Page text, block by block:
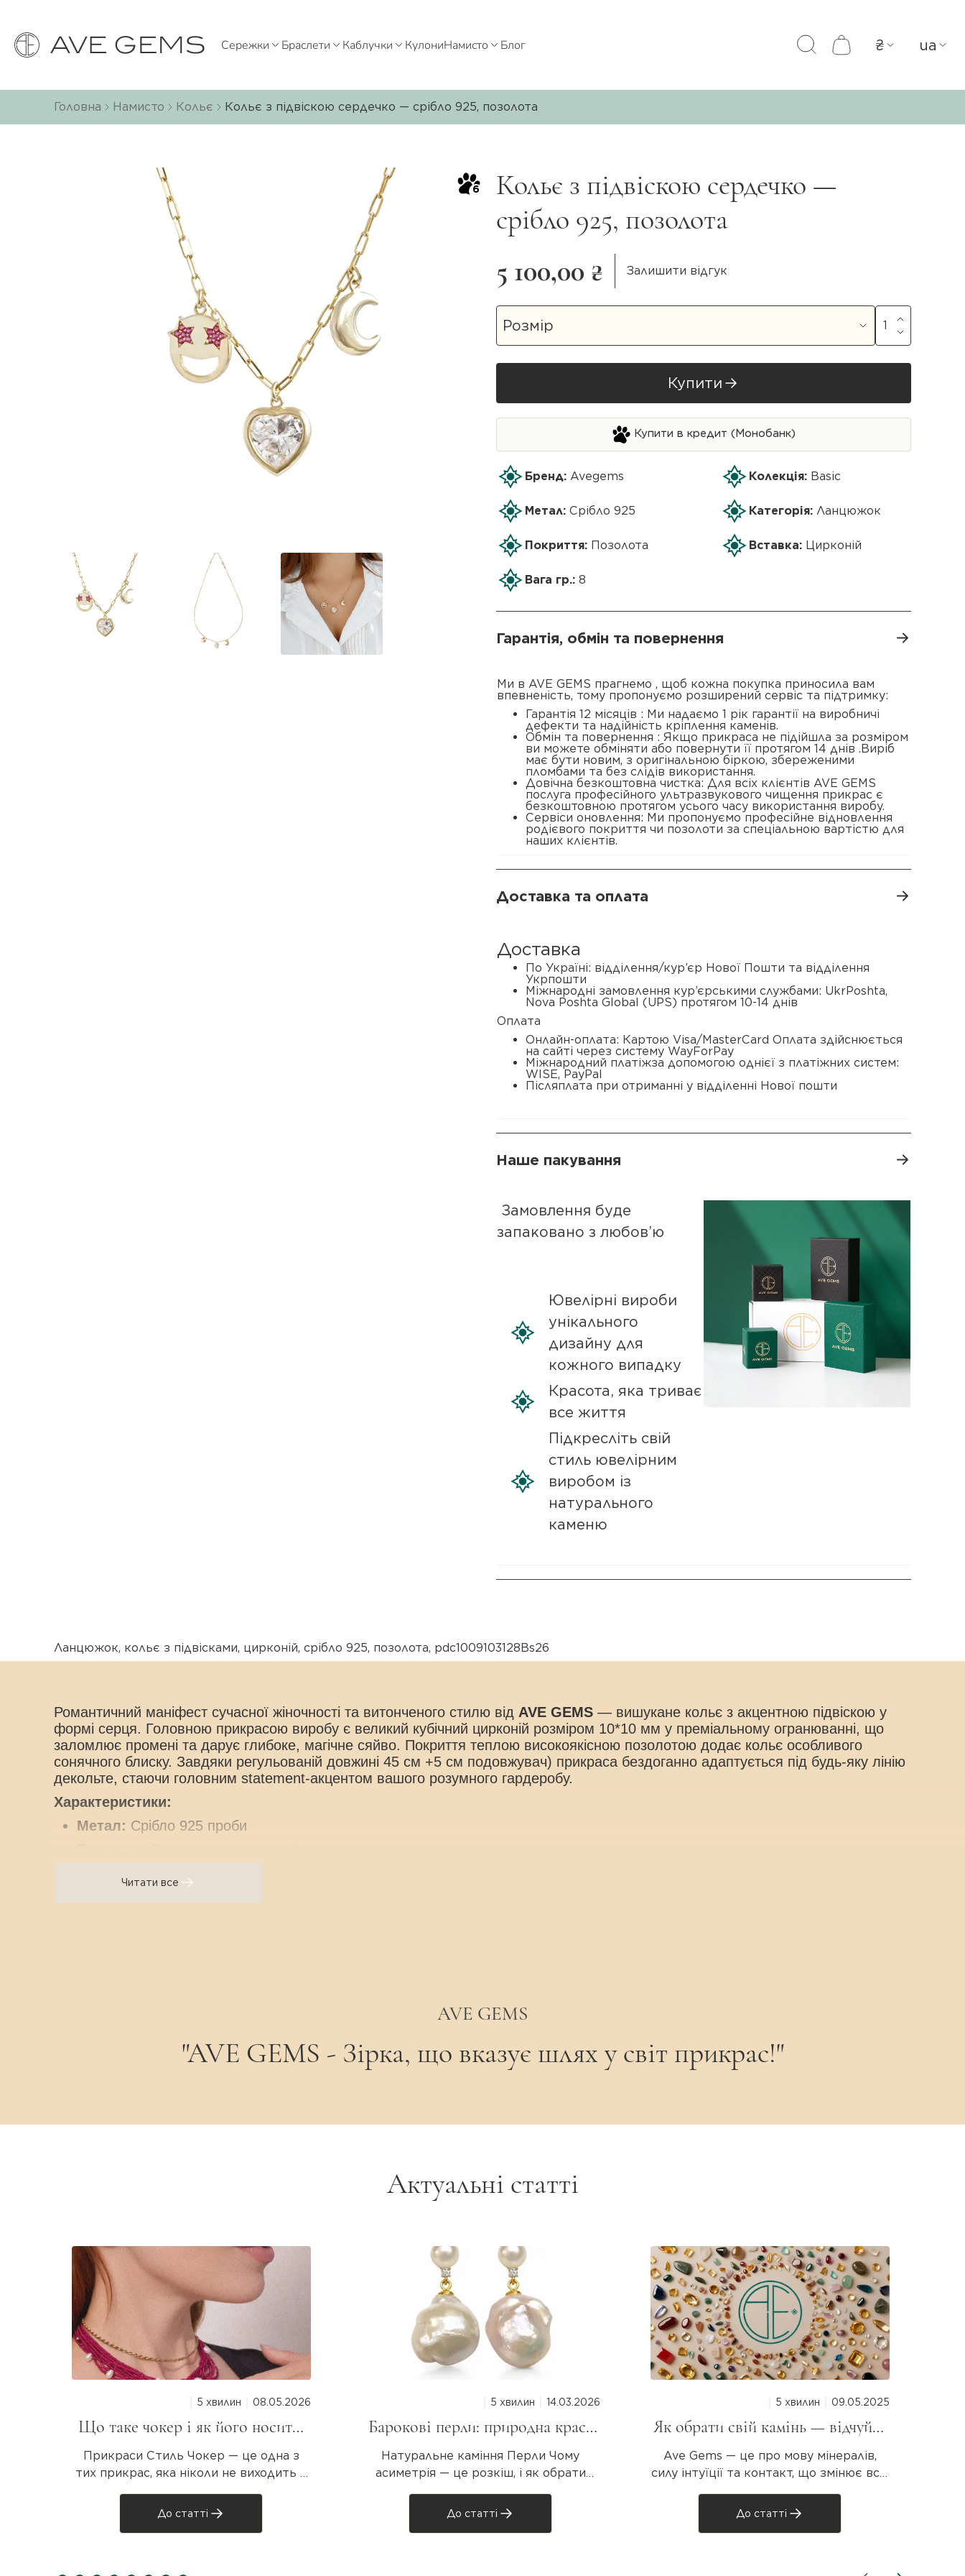
Сережки Браслети Каблучки КулониНамисто Блог ₴ ua
Головна Намисто Кольє Кольє з підвіскою сердечко — срібло 925, позолота
6
Кольє з підвіскою сердечко —
срібло 925, позолота
5 100,00 ₴
Залишити відгук
Купити
Купити в кредит (Монобанк)
Бренд: Avegems Колекція: Basic
Метал: Срібло 925 Категорія: Ланцюжок
Покриття: Позолота Вставка: Цирконій
Вага гр.: 8
Гарантія, обмін та повернення
Ми в AVE GEMS прагнемо , щоб кожна покупка приносила вам
впевненість, тому пропонуємо розширений сервіс та підтримку:
Гарантія 12 місяців : Ми надаємо 1 рік гарантії на виробничі
дефекти та надійність кріплення каменів.
Обмін та повернення : Якщо прикраса не підійшла за розміром
ви можете обміняти або повернути її протягом 14 днів .Виріб
має бути новим, з оригінальною біркою, збереженими
пломбами та без слідів використання.
Довічна безкоштовна чистка: Для всіх клієнтів AVE GEMS
послуга професійного ультразвукового чищення прикрас є
безкоштовною протягом усього часу використання виробу.
Сервіси оновлення: Ми пропонуємо професійне відновлення
родієвого покриття чи позолоти за спеціальною вартістю для
наших клієнтів.
Доставка та оплата
Доставка
По Україні: відділення/кур’єр Нової Пошти та відділення
Укрпошти
Міжнародні замовлення кур’єрськими службами: UkrPoshta,
Nova Poshta Global (UPS) протягом 10-14 днів
Оплата
Онлайн-оплата: Картою Visa/MasterCard Оплата здійснюється
на сайті через систему WayForPay
Міжнародний платіжза допомогою однієї з платіжних систем:
WISE, PayPal
Післяплата при отриманні у відділенні Нової пошти
Наше пакування
Замовлення буде
запаковано з любов’ю
Ювелірні вироби
унікального
дизайну для
кожного випадку
Красота, яка триває
все життя
Підкресліть свій
стиль ювелірним
виробом із
натурального
каменю
Ланцюжок, кольє з підвісками, цирконій, срібло 925, позолота, pdc1009103128Bs26
Романтичний маніфест сучасної жіночності та витонченого стилю від AVE GEMS — вишукане кольє з акцентною підвіскою у
формі серця. Головною прикрасою виробу є великий кубічний цирконій розміром 10*10 мм у преміальному огранюванні, що
заломлює промені та дарує глибоке, магічне сяйво. Покриття теплою високоякісною позолотою додає кольє особливого
сонячного блиску. Завдяки регульованій довжині 45 см +5 см подовжувач) прикраса бездоганно адаптується під будь-яку лінію
декольте, стаючи головним statement-акцентом вашого розумного гардеробу.
Характеристики:
Метал: Срібло 925 проби
Читати все
AVE GEMS
"AVE GEMS - Зірка, що вказує шлях у світ прикрас!"
Актуальні статті
5 хвилин 08.05.2026
Що таке чокер і як його носити:
Прикраси Стиль Чокер — це одна з
тих прикрас, яка ніколи не виходить з
моди. Він то зникає з підіумів, то
повертається з новою силою. Але що
До статті
5 хвилин 14.03.2026
Барокові перли: природна краса
Натуральне каміння Перли Чому
асиметрія — це розкіш, і як обрати
свою унікальну перлину Колекція
Baroque Pearls · AVE GEMS Якщо ви хоч
До статті
5 хвилин 09.05.2025
Як обрати свій камінь — відчуйте
Ave Gems — це про мову мінералів,
силу інтуїції та контакт, що змінює все.
Знайдіть свій унікальний камінь, який
резонує з вашою душею. «Усе, що
До статті